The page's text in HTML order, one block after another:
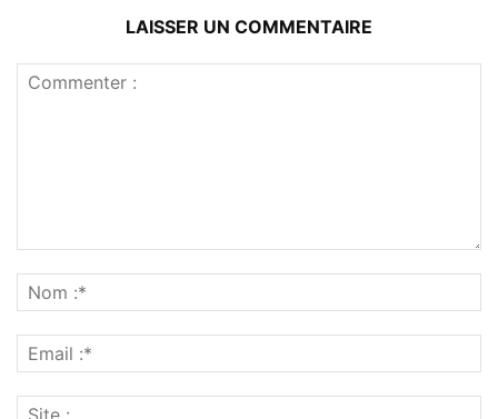
LAISSER UN COMMENTAIRE